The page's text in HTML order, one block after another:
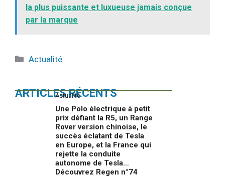
la plus puissante et luxueuse jamais conçue
par la marque
Catégories
Actualité
ARTICLES RÉCENTS
Actualité
Une Polo électrique à petit
prix défiant la R5, un Range
Rover version chinoise, le
succès éclatant de Tesla
en Europe, et la France qui
rejette la conduite
autonome de Tesla…
Découvrez Regen n°74